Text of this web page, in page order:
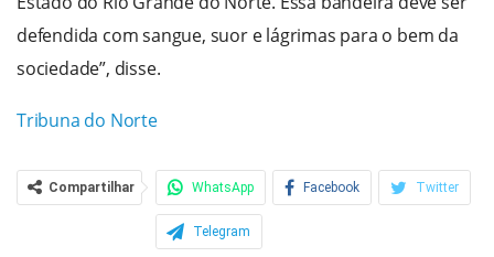
defendida com sangue, suor e lágrimas para o bem da
sociedade”, disse.
Tribuna do Norte
Compartilhar WhatsApp Facebook Twitter
Telegram